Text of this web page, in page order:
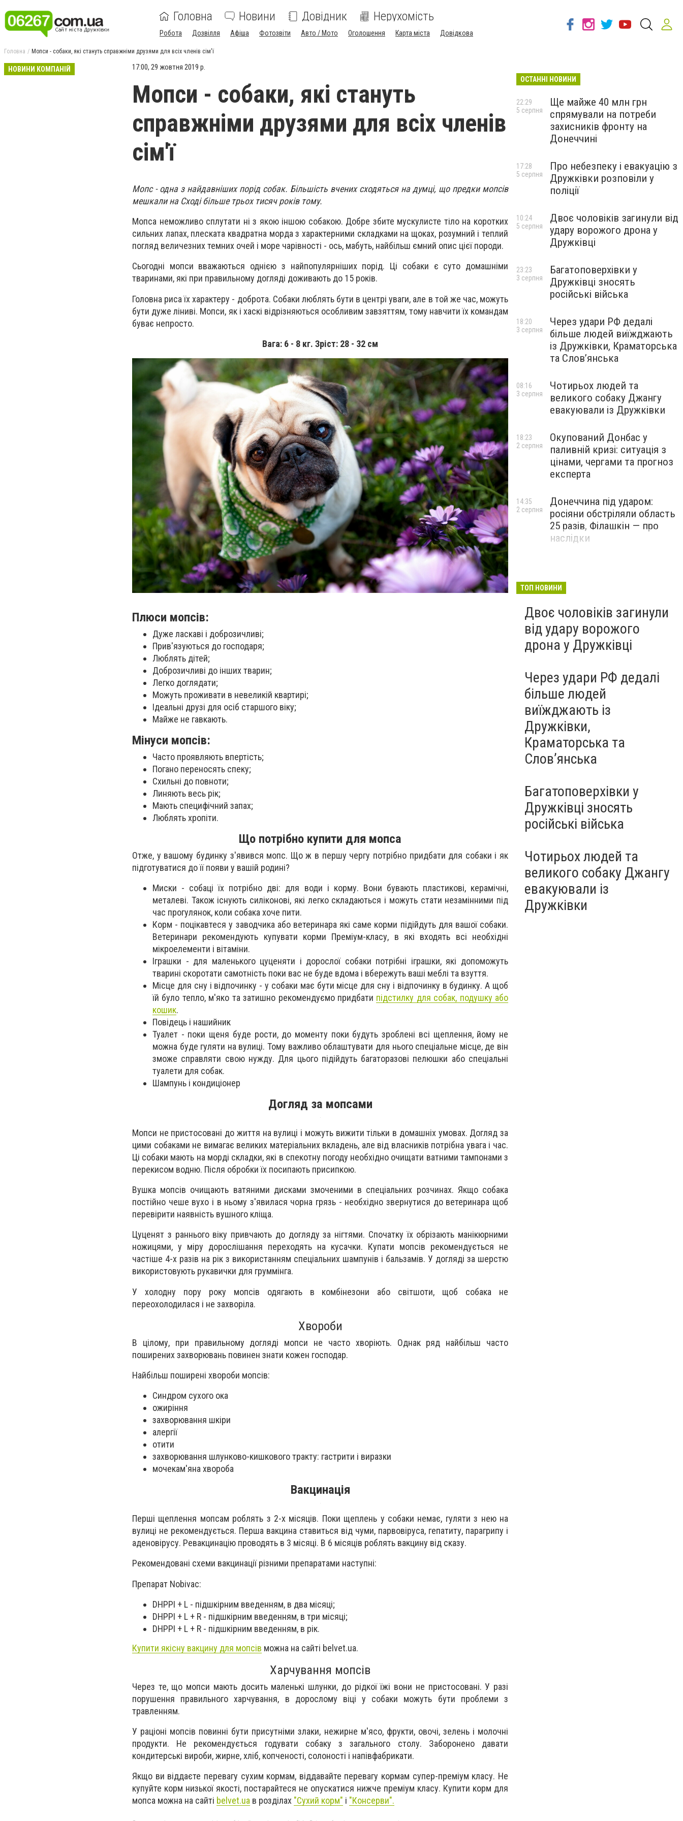
Головна Новини Довідник Нерухомість
Робота Дозвілля Афіша Фотозвіти Авто / Мото Оголошення Карта міста Довідкова
Головна Мопси - собаки, які стануть справжніми друзями для всіх членів сім'ї
НОВИНИ КОМПАНІЙ 17:00, 29 жовтня 2019 р.
Мопси - собаки, які стануть
справжніми друзями для всіх членів
сім'ї
Мопс - одна з найдавніших порід собак. Більшість вчених сходяться на думці, що предки мопсів
мешкали на Сході більше трьох тисяч років тому.
Мопса неможливо сплутати ні з якою іншою собакою. Добре збите мускулисте тіло на коротких
сильних лапах, плеската квадратна морда з характерними складками на щоках, розумний і теплий
погляд величезних темних очей і море чарівності - ось, мабуть, найбільш ємний опис цієї породи.
Сьогодні мопси вважаються однією з найпопулярніших порід. Ці собаки є суто домашніми
тваринами, які при правильному догляді доживають до 15 років.
Головна риса їх характеру - доброта. Собаки люблять бути в центрі уваги, але в той же час, можуть
бути дуже ліниві. Мопси, як і хаскі відрізняються особливим завзяттям, тому навчити їх командам
буває непросто.
Вага: 6 - 8 кг. Зріст: 28 - 32 см
Плюси мопсів:
Дуже ласкаві і доброзичливі;
Прив'язуються до господаря;
Люблять дітей;
Доброзичливі до інших тварин;
Легко доглядати;
Можуть проживати в невеликій квартирі;
Ідеальні друзі для осіб старшого віку;
Майже не гавкають.
Мінуси мопсів:
Часто проявляють впертість;
Погано переносять спеку;
Схильні до повноти;
Линяють весь рік;
Мають специфічний запах;
Люблять хропіти.
Що потрібно купити для мопса
Отже, у вашому будинку з'явився мопс. Що ж в першу чергу потрібно придбати для собаки і як
підготуватися до її появи у вашій родині?
Миски - собаці їх потрібно дві: для води і корму. Вони бувають пластикові, керамічні,
металеві. Також існують силіконові, які легко складаються і можуть стати незамінними під
час прогулянок, коли собака хоче пити.
Корм - поцікавтеся у заводчика або ветеринара які саме корми підійдуть для вашої собаки.
Ветеринари рекомендують купувати корми Преміум-класу, в які входять всі необхідні
мікроелементи і вітаміни.
Іграшки - для маленького цуценяти і дорослої собаки потрібні іграшки, які допоможуть
тварині скоротати самотність поки вас не буде вдома і вбережуть ваші меблі та взуття.
Місце для сну і відпочинку - у собаки має бути місце для сну і відпочинку в будинку. А щоб
їй було тепло, м'яко та затишно рекомендуємо придбати підстилку для собак, подушку або
кошик.
Повідець і нашийник
Туалет - поки щеня буде рости, до моменту поки будуть зроблені всі щеплення, йому не
можна буде гуляти на вулиці. Тому важливо облаштувати для нього спеціальне місце, де він
зможе справляти свою нужду. Для цього підійдуть багаторазові пелюшки або спеціальні
туалети для собак.
Шампунь і кондиціонер
Догляд за мопсами
Мопси не пристосовані до життя на вулиці і можуть вижити тільки в домашніх умовах. Догляд за
цими собаками не вимагає великих матеріальних вкладень, але від власників потрібна увага і час.
Ці собаки мають на морді складки, які в спекотну погоду необхідно очищати ватними тампонами з
перекисом водню. Після обробки їх посипають присипкою.
Вушка мопсів очищають ватяними дисками змоченими в спеціальних розчинах. Якщо собака
постійно чеше вухо і в ньому з'явилася чорна грязь - необхідно звернутися до ветеринара щоб
перевірити наявність вушного кліща.
Цуценят з раннього віку привчають до догляду за нігтями. Спочатку їх обрізають манікюрними
ножицями, у міру дорослішання переходять на кусачки. Купати мопсів рекомендується не
частіше 4-х разів на рік з використанням спеціальних шампунів і бальзамів. У догляді за шерстю
використовують рукавички для груммінга.
У холодну пору року мопсів одягають в комбінезони або світшоти, щоб собака не
переохолодилася і не захворіла.
Хвороби
В цілому, при правильному догляді мопси не часто хворіють. Однак ряд найбільш часто
поширених захворювань повинен знати кожен господар.
Найбільш поширені хвороби мопсів:
Синдром сухого ока
ожиріння
захворювання шкіри
алергії
отити
захворювання шлунково-кишкового тракту: гастрити і виразки
мочекам'яна хвороба
Вакцинація
Перші щеплення мопсам роблять з 2-х місяців. Поки щеплень у собаки немає, гуляти з нею на
вулиці не рекомендується. Перша вакцина ставиться від чуми, парвовіруса, гепатиту, парагрипу і
аденовірусу. Ревакцинацію проводять в 3 місяці. В 6 місяців роблять вакцину від сказу.
Рекомендовані схеми вакцинації різними препаратами наступні:
Препарат Nоbivас:
DНРРI + L - підшкірним введенням, в два місяці;
DНРРI + L + R - підшкірним введенням, в три місяці;
DНРРI + L + R - підшкірним введенням, в рік.
Купити якісну вакцину для мопсів можна на сайті belvet.ua.
Харчування мопсів
Через те, що мопси мають досить маленькі шлунки, до рідкої їжі вони не пристосовані. У разі
порушення правильного харчування, в дорослому віці у собаки можуть бути проблеми з
травленням.
У раціоні мопсів повинні бути присутніми злаки, нежирне м'ясо, фрукти, овочі, зелень і молочні
продукти. Не рекомендується годувати собаку з загального столу. Заборонено давати
кондитерські вироби, жирне, хліб, копченості, солоності і напівфабрикати.
Якщо ви віддаєте перевагу сухим кормам, віддавайте перевагу кормам супер-преміум класу. Не
купуйте корм низької якості, постарайтеся не опускатися нижче преміум класу. Купити корм для
мопса можна на сайті belvet.ua в розділах "Сухий корм" і "Консерви".
ОСТАННІ НОВИНИ
Ще майже 40 млн грн
спрямували на потреби
захисників фронту на
Донеччині
22:29
5 серпня
Про небезпеку і евакуацію з
Дружківки розповіли у
поліції
17:28
5 серпня
Двоє чоловіків загинули від
удару ворожого дрона у
Дружківці
10:24
5 серпня
Багатоповерхівки у
Дружківці зносять
російські війська
23:23
3 серпня
Через удари РФ дедалі
більше людей виїжджають
із Дружківки, Краматорська
та Слов’янська
18:20
3 серпня
Чотирьох людей та
великого собаку Джангу
евакуювали із Дружківки
08:16
3 серпня
Окупований Донбас у
паливній кризі: ситуація з
цінами, чергами та прогноз
експерта
18:23
2 серпня
Донеччина під ударом:
росіяни обстріляли область
25 разів, Філашкін — про
наслідки
14:35
2 серпня
ТОП НОВИНИ
Двоє чоловіків загинули
від удару ворожого
дрона у Дружківці
Через удари РФ дедалі
більше людей
виїжджають із
Дружківки,
Краматорська та
Слов’янська
Багатоповерхівки у
Дружківці зносять
російські війська
Чотирьох людей та
великого собаку Джангу
евакуювали із
Дружківки